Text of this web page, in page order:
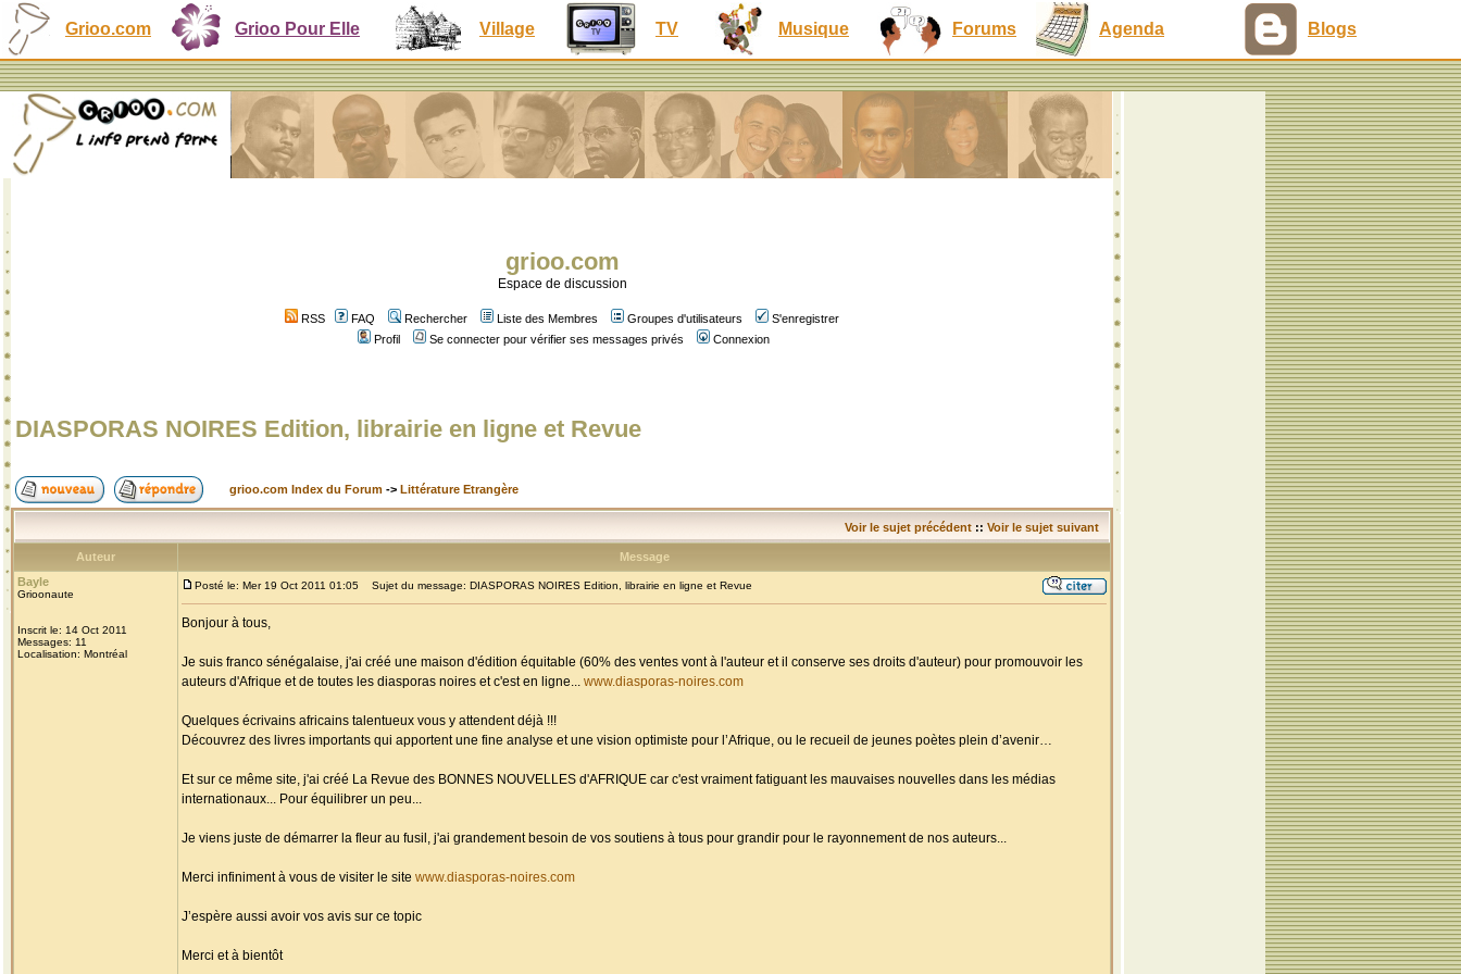
Grioo.com Grioo Pour Elle Village TV Musique Forums Agenda Blogs
grioo.com
Espace de discussion
RSS FAQ Rechercher Liste des Membres Groupes d'utilisateurs
S'enregistrer
Profil
Se connecter pour vérifier ses messages privés Connexion
DIASPORAS NOIRES Edition, librairie en ligne et Revue
grioo.com Index du Forum -> Littérature Etrangère
Voir le sujet précédent :: Voir le sujet suivant
Auteur
Message
Bayle
Grioonaute
Inscrit le: 14 Oct 2011
Messages: 11
Localisation: Montréal
Posté le: Mer 19 Oct 2011 01:05 Sujet du message: DIASPORAS NOIRES Edition, librairie en ligne et Revue
Bonjour à tous,
Je suis franco sénégalaise, j'ai créé une maison d'édition équitable (60% des ventes vont à l'auteur et il conserve ses droits d'auteur) pour promouvoir les
auteurs d'Afrique et de toutes les diasporas noires et c'est en ligne... www.diasporas-noires.com
Quelques écrivains africains talentueux vous y attendent déjà !!!
Découvrez des livres importants qui apportent une fine analyse et une vision optimiste pour l’Afrique, ou le recueil de jeunes poètes plein d’avenir…
Et sur ce même site, j'ai créé La Revue des BONNES NOUVELLES d'AFRIQUE car c'est vraiment fatiguant les mauvaises nouvelles dans les médias
internationaux... Pour équilibrer un peu...
Je viens juste de démarrer la fleur au fusil, j'ai grandement besoin de vos soutiens à tous pour grandir pour le rayonnement de nos auteurs...
Merci infiniment à vous de visiter le site www.diasporas-noires.com
J’espère aussi avoir vos avis sur ce topic
Merci et à bientôt